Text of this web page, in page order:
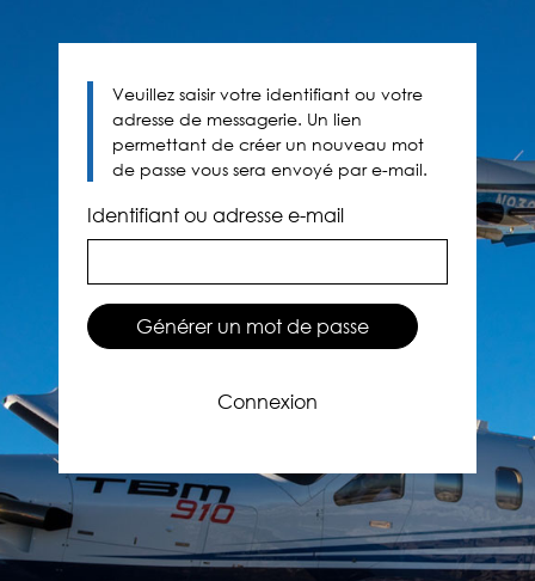
Veuillez saisir votre identifiant ou votre
adresse de messagerie. Un lien
permettant de créer un nouveau mot
de passe vous sera envoyé par e-mail.
Identifiant ou adresse e-mail
Connexion